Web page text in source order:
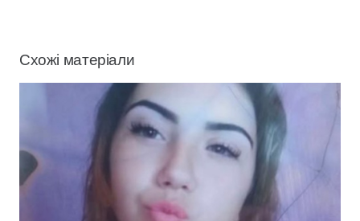
Схожі матеріали